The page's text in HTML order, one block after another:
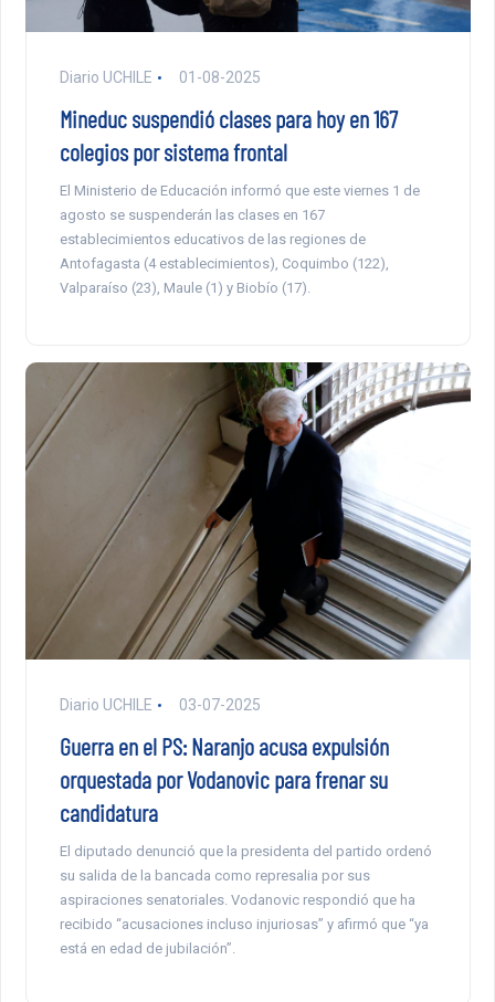
Diario UCHILE 01-08-2025
Mineduc suspendió clases para hoy en 167
colegios por sistema frontal
El Ministerio de Educación informó que este viernes 1 de
agosto se suspenderán las clases en 167
establecimientos educativos de las regiones de
Antofagasta (4 establecimientos), Coquimbo (122),
Valparaíso (23), Maule (1) y Biobío (17).
Diario UCHILE 03-07-2025
Guerra en el PS: Naranjo acusa expulsión
orquestada por Vodanovic para frenar su
candidatura
El diputado denunció que la presidenta del partido ordenó
su salida de la bancada como represalia por sus
aspiraciones senatoriales. Vodanovic respondió que ha
recibido “acusaciones incluso injuriosas” y afirmó que “ya
está en edad de jubilación”.